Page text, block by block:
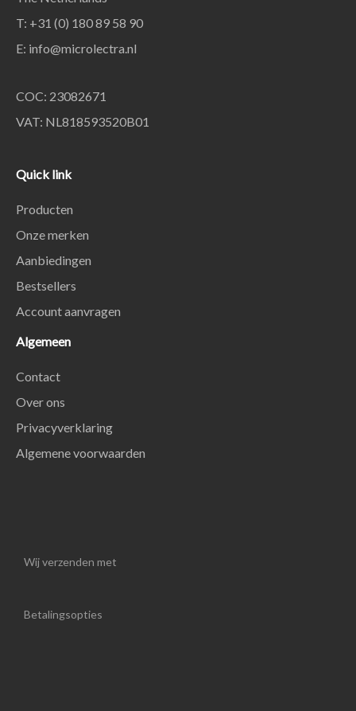
T: +31 (0) 180 89 58 90
E: info@microlectra.nl
COC: 23082671
VAT: NL818593520B01
Quick link
Producten
Onze merken
Aanbiedingen
Bestsellers
Account aanvragen
Algemeen
Contact
Over ons
Privacyverklaring
Algemene voorwaarden
Wij verzenden met
Betalingsopties